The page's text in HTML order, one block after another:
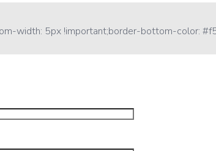
width: 5px !important;border-bottom-color: